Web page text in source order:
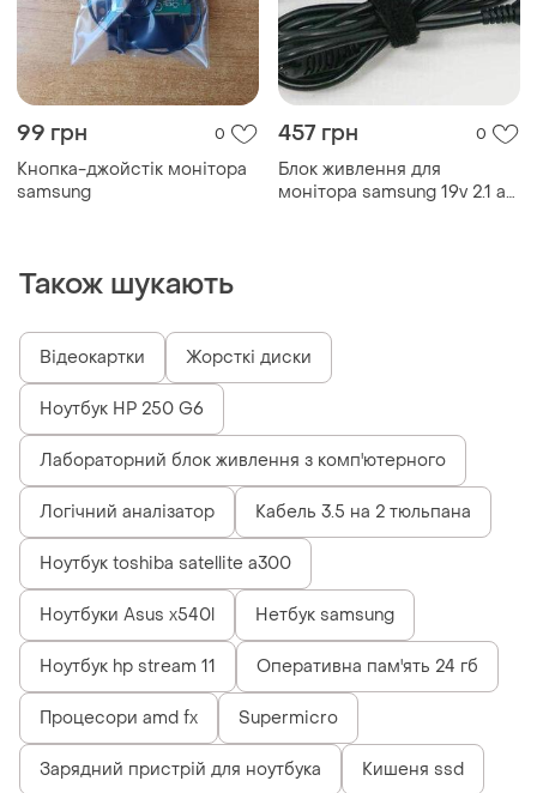
99 грн 0
Кнопка-джойстік монітора
samsung
457 грн 0
Блок живлення для
монітора samsung 19v 2.1 a
Також шукають
Відеокартки Жорсткі диски
Ноутбук HP 250 G6
Лабораторний блок живлення з комп'ютерного
Логічний аналізатор Кабель 3.5 на 2 тюльпана
Ноутбук toshiba satellite a300
Ноутбуки Asus x540l Нетбук samsung
Ноутбук hp stream 11 Оперативна пам'ять 24 гб
Процесори amd fx Supermicro
Зарядний пристрій для ноутбука Кишеня ssd